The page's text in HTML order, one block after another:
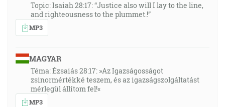
Topic: Isaiah 28:17: “Justice also will I lay to the line,
and righteousness to the plummet.!”
MP3
MAGYAR
Téma: Ézsaiás 28:17: »Az Igazságosságot
zsinormértékké teszem, és az igazságszolgáltatást
mérlegül állítom fel!«
MP3